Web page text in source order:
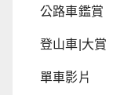
公路車鑑賞
登山車|大賞
單車影片